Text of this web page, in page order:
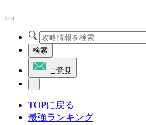
検索
ご意見
TOPに戻る
最強ランキング